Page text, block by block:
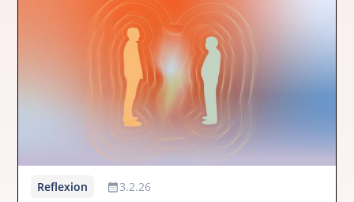
Reflexion 3.2.26